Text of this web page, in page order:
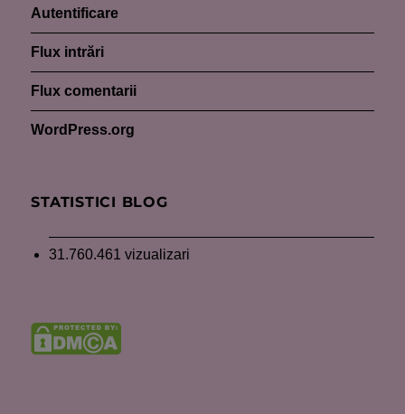
Autentificare
Flux intrări
Flux comentarii
WordPress.org
STATISTICI BLOG
31.760.461 vizualizari